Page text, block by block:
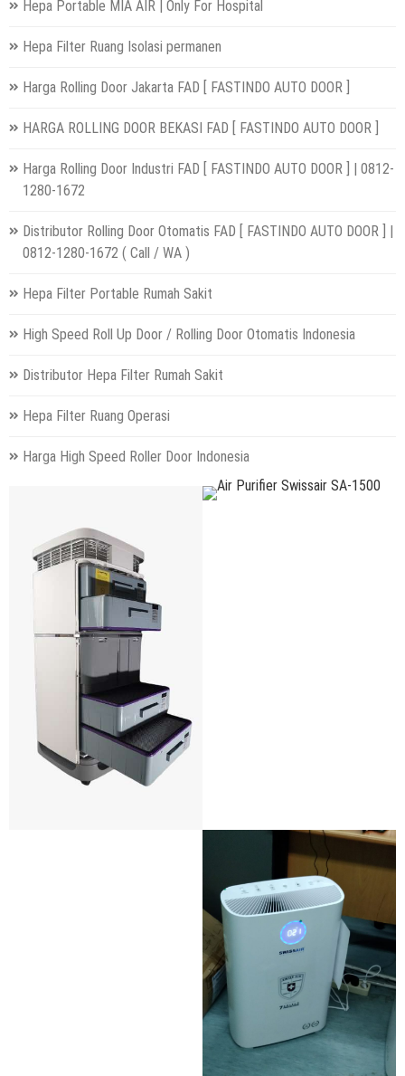
Hepa Portable MIA AIR | Only For Hospital
Hepa Filter Ruang Isolasi permanen
Harga Rolling Door Jakarta FAD [ FASTINDO AUTO DOOR ]
HARGA ROLLING DOOR BEKASI FAD [ FASTINDO AUTO DOOR ]
Harga Rolling Door Industri FAD [ FASTINDO AUTO DOOR ] | 0812-
1280-1672
Distributor Rolling Door Otomatis FAD [ FASTINDO AUTO DOOR ] |
0812-1280-1672 ( Call / WA )
Hepa Filter Portable Rumah Sakit
High Speed Roll Up Door / Rolling Door Otomatis Indonesia
Distributor Hepa Filter Rumah Sakit
Hepa Filter Ruang Operasi
Harga High Speed Roller Door Indonesia